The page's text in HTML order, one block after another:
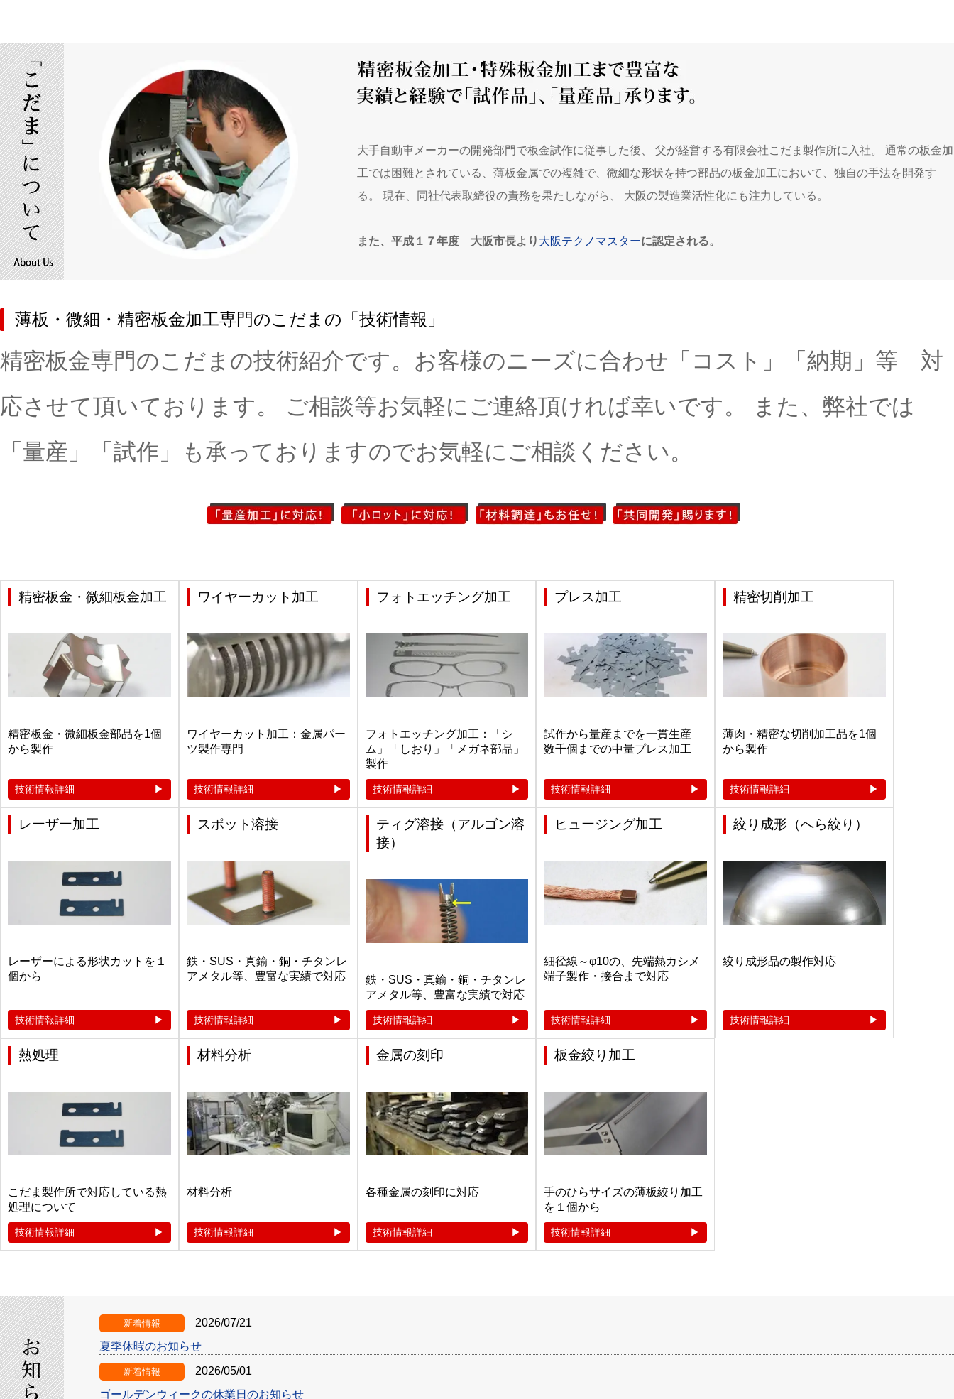
大手自動車メーカーの開発部門で板金試作に従事した後、 父が経営する有限会社こだま製作所に入社。 通常の板金加
工では困難とされている、薄板金属での複雑で、微細な形状を持つ部品の板金加工において、独自の手法を開発す
る。 現在、同社代表取締役の責務を果たしながら、 大阪の製造業活性化にも注力している。
また、平成１７年度 大阪市長より 大阪テクノマスターに認定される。
薄板・微細・精密板金加工専門のこだまの「技術情報」
精密板金専門のこだまの技術紹介です。お客様のニーズに合わせ「コスト」「納期」等 対
応させて頂いております。 ご相談等お気軽にご連絡頂ければ幸いです。 また、弊社では
「量産」「試作」も承っておりますのでお気軽にご相談ください。
精密板金・微細板金加工
精密板金・微細板金部品を1個
から製作
技術情報詳細
ワイヤーカット加工
ワイヤーカット加工：金属パー
ツ製作専門
技術情報詳細
フォトエッチング加工
フォトエッチング加工：「シ
ム」「しおり」「メガネ部品」
製作
技術情報詳細
プレス加工
試作から量産までを一貫生産
数千個までの中量プレス加工
技術情報詳細
精密切削加工
薄肉・精密な切削加工品を1個
から製作
技術情報詳細
レーザー加工
レーザーによる形状カットを１
個から
技術情報詳細
スポット溶接
鉄・SUS・真鍮・銅・チタンレ
アメタル等、豊富な実績で対応
技術情報詳細
ティグ溶接（アルゴン溶
接）
鉄・SUS・真鍮・銅・チタンレ
アメタル等、豊富な実績で対応
技術情報詳細
ヒュージング加工
細径線～φ10の、先端熱カシメ
端子製作・接合まで対応
技術情報詳細
絞り成形（へら絞り）
絞り成形品の製作対応
技術情報詳細
熱処理
こだま製作所で対応している熱
処理について
技術情報詳細
材料分析
材料分析
技術情報詳細
金属の刻印
各種金属の刻印に対応
技術情報詳細
板金絞り加工
手のひらサイズの薄板絞り加工
を１個から
技術情報詳細
新着情報
2026/07/21
夏季休暇のお知らせ
新着情報
2026/05/01
ゴールデンウィークの休業日のお知らせ